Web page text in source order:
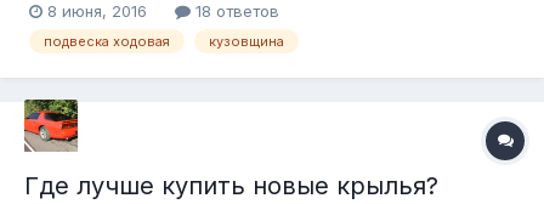
Субурбан 2500(199х годов): Задние двери- по 5000р, в
родной краске без дыр, ржа по низу имеется конечно. Со
8 июня, 2016 18 ответов
подвеска ходовая кузовщина
Где лучше купить новые крылья?